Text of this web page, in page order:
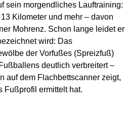
sein morgendliches Lauftraining:
Kilometer und mehr – davon
Mohrenz. Schon lange leidet er
wird: Das
der Vorfußes (Spreizfuß)
deutlich verbreitert –
auf dem Flachbettscanner zeigt,
Fußprofil ermittelt hat.